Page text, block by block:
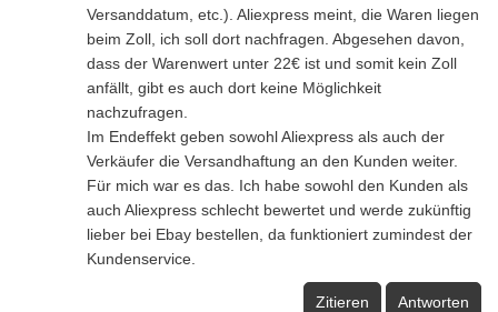
Versanddatum, etc.). Aliexpress meint, die Waren liegen
beim Zoll, ich soll dort nachfragen. Abgesehen davon,
dass der Warenwert unter 22€ ist und somit kein Zoll
anfällt, gibt es auch dort keine Möglichkeit
nachzufragen.
Im Endeffekt geben sowohl Aliexpress als auch der
Verkäufer die Versandhaftung an den Kunden weiter.
Für mich war es das. Ich habe sowohl den Kunden als
auch Aliexpress schlecht bewertet und werde zukünftig
lieber bei Ebay bestellen, da funktioniert zumindest der
Kundenservice.
Zitieren Antworten